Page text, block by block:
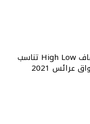
فساتين زفاف High Low تناسب
عرائس 2021